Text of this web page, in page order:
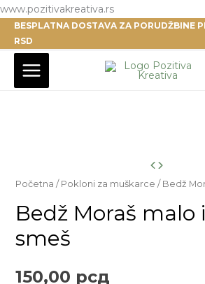
www.pozitivakreativa.rsPređi
na
BESPLATNA DOSTAVA ZA PORUDŽBINE
RSD
Početna / Pokloni za muškarce / Bedž
Bedž Moraš malo
smeš
150,00 рсд